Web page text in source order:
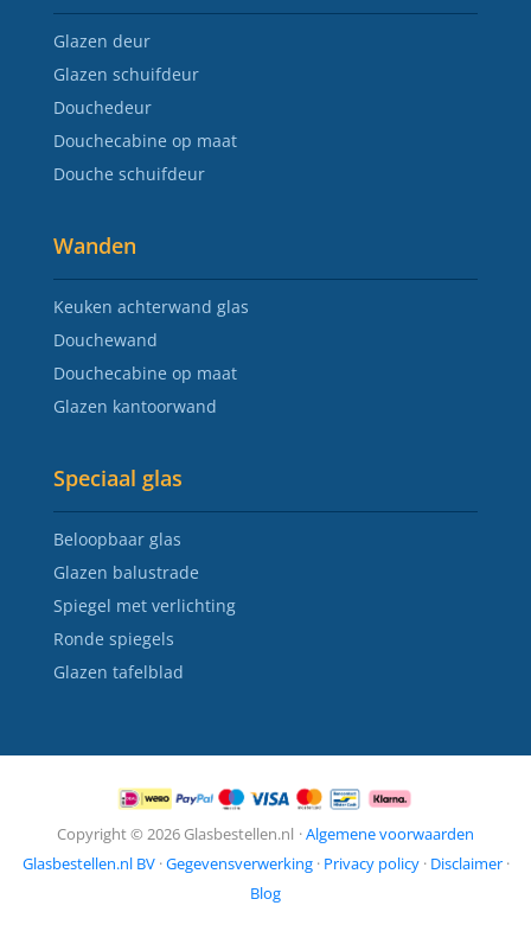
Glazen deur
Glazen schuifdeur
Douchedeur
Douchecabine op maat
Douche schuifdeur
Wanden
Keuken achterwand glas
Douchewand
Douchecabine op maat
Glazen kantoorwand
Speciaal glas
Beloopbaar glas
Glazen balustrade
Spiegel met verlichting
Ronde spiegels
Glazen tafelblad
Copyright © 2026 Glasbestellen.nl ·Algemene voorwaarden
Glasbestellen.nl BV ·Gegevensverwerking · Privacy policy · Disclaimer ·
Blog